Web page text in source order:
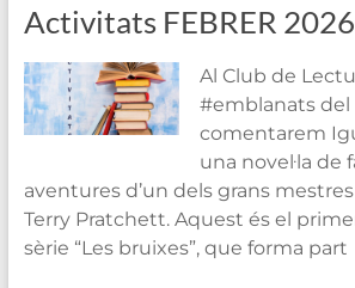
Activitats FEBRER 2026
Al Club de
#emblanats del
comentarem
una novel·la de
aventures d’un dels grans
Terry Pratchett. Aquest és el
sèrie “Les bruixes”, que forma part